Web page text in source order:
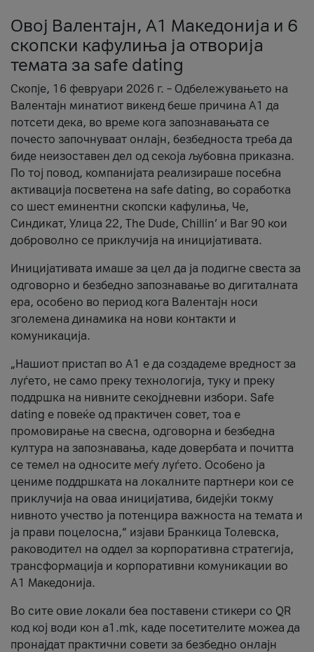
Овој Валентајн, A1 Македонија и 6
скопски кафулиња ја отворија
темата за safe dating
Скопје, 16 февруари 2026 г. – Одбележувањето на
Валентајн минатиот викенд беше причина А1 да
потсети дека, во време кога запознавањата се
почесто започнуваат онлајн, безбедноста треба да
биде неизоставен дел од секоја љубовна приказна.
По тој повод, компанијата реализираше посебна
активација посветена на safe dating, во соработка
со шест еминентни скопски кафулиња, Че,
Синдикат, Улица 22, The Dude, Chillin’ и Bar 90 кои
доброволно се приклучија на иницијативата.
Иницијативата имаше за цел да ја подигне свеста за
одговорно и безбедно запознавање во дигиталната
ера, особено во период кога Валентајн носи
зголемена динамика на нови контакти и
комуникација.
„Нашиот пристап во А1 е да создадеме вредност за
луѓето, не само преку технологија, туку и преку
поддршка на нивните секојдневни избори. Safe
dating е повеќе од практичен совет, тоа е
промовирање на свесна, одговорна и безбедна
култура на запознавања, каде довербата и почитта
се темел на односите меѓу луѓето. Особено ја
цениме поддршката на локалните партнери кои се
приклучија на оваа иницијатива, бидејќи токму
нивното учество ја потенцира важноста на темата и
ја прави поцелосна,“ изјави Бранкица Толевска,
раководител на оддел за корпоративна стратегија,
трансформација и корпоративни комуникации во
А1 Македонија.
Во сите овие локали беа поставени стикери со QR
код кој води кон a1.mk, каде посетителите можеа да
пронајдат практични совети за безбедно онлајн